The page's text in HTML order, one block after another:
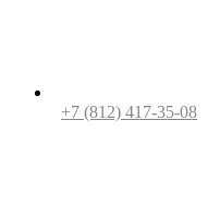
+7 (812) 417-35-08